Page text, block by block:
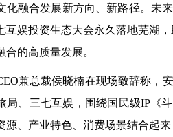
化融合发展新方向、新路径。未
互娱投资生态大会永久落地芜湖
合的高质量发展。
兼总裁侯晓楠在现场致辞称，
局、三七互娱，围绕国民级IP《
源、产业特色、消费场景结合起